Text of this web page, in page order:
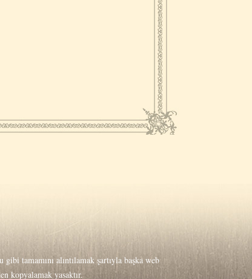
tamamını alıntılamak şartıyla başka web
kopyalamak yasaktır.